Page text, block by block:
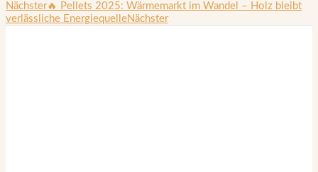
Nächster🔥 Pellets 2025: Wärmemarkt im Wandel – Holz bleibt
verlässliche EnergiequelleNächster